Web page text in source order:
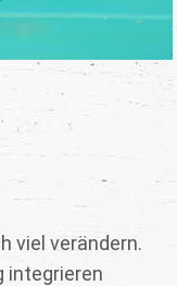
viel verändern.
integrieren